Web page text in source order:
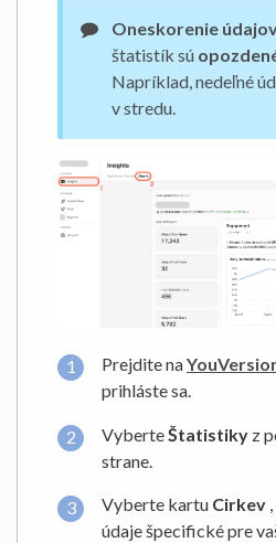
Oneskorenie
štatistík sú
Napríklad, nedeľné
v stredu.
Prejdite na
prihláste sa.
VyberteŠtatistiky z
strane.
Vyberte kartu Cirkev
údaje špecifické pre